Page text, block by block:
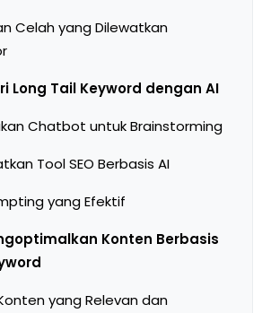
Celah yang Dilewatkan
Long Tail Keyword dengan AI
Chatbot untuk Brainstorming
Tool SEO Berbasis AI
yang Efektif
Konten Berbasis
yang Relevan dan